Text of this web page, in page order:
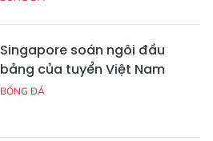
Singapore soán ngôi đầu
bảng của tuyển Việt Nam
BÓNG ĐÁ